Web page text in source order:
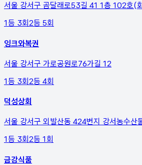
서울 강서구 곰달래로53길 41 1층 102호(
1등 3회 2등 5회
잉크와복권
서울 강서구 가로공원로76가길 12
1등 3회2등 4회
덕성상회
서울 강서구 외발산동 424번지 강서농수산
1등 3회 2등 1회
금강식품